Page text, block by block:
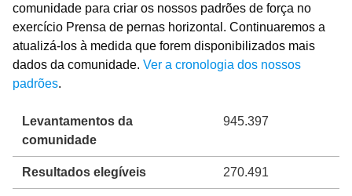
comunidade para criar os nossos padrões de força no
exercício Prensa de pernas horizontal. Continuaremos a
atualizá-los à medida que forem disponibilizados mais
dados da comunidade. Ver a cronologia dos nossos
padrões.
Levantamentos da
comunidade
945.397
Resultados elegíveis 270.491